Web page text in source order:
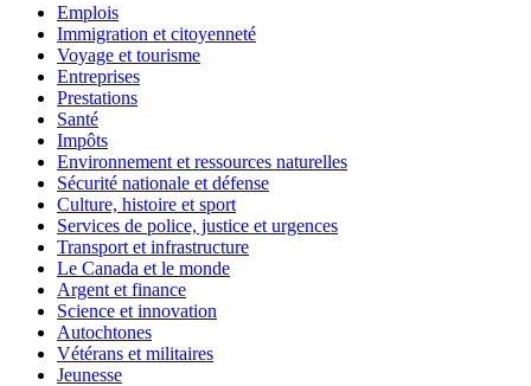
Emplois
Immigration et citoyenneté
Voyage et tourisme
Entreprises
Prestations
Santé
Impôts
Environnement et ressources naturelles
Sécurité nationale et défense
Culture, histoire et sport
Services de police, justice et urgences
Transport et infrastructure
Le Canada et le monde
Argent et finance
Science et innovation
Autochtones
Vétérans et militaires
Jeunesse